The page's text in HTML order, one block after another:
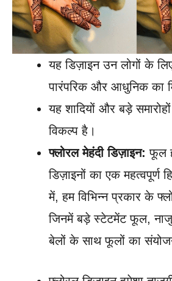
यह डिज़ाइन उन लोगों के
पारंपरिक और आधुनिक का
यह शादियों और बड़े
विकल्प है।
फ्लोरल मेहंदी डिज़ाइन: फूल
डिज़ाइनों का एक महत्वपूर्ण
में, हम विभिन्न प्रकार के
जिनमें बड़े स्टेटमेंट फूल,
बेलों के साथ फूलों का